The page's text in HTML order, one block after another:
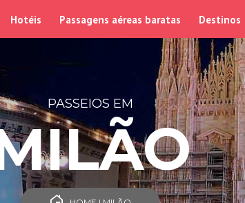
Hotéis Passagens aéreas baratas Destinos
PASSEIOS EM